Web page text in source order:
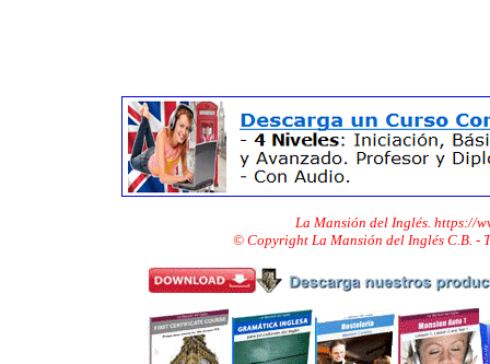
La Mansión del Inglés. https://
© Copyright La Mansión del Inglés C.B. -